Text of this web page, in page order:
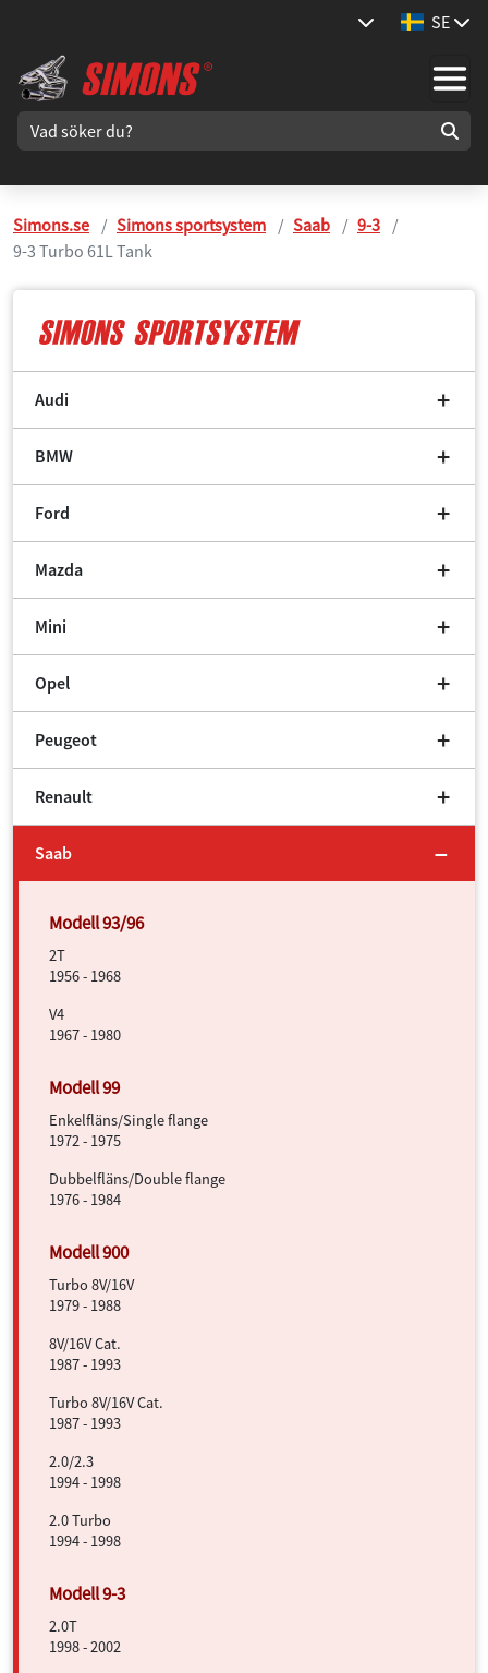
SE
Simons.se Simons sportsystem Saab
9-3
9-3 Turbo 61L Tank
Audi
BMW
Ford
Mazda
Mini
Opel
Peugeot
Renault
Saab
2T
1956 - 1968
V4
1967 - 1980
Enkelfläns/Single flange
1972 - 1975
Dubbelfläns/Double flange
1976 - 1984
Turbo 8V/16V
1979 - 1988
8V/16V Cat.
1987 - 1993
Turbo 8V/16V Cat.
1987 - 1993
2.0/2.3
1994 - 1998
2.0 Turbo
1994 - 1998
2.0T
1998 - 2002